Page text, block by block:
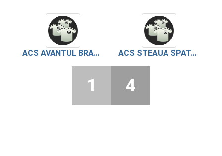
ACS AVANTUL BRAGADIRU ACS STEAUA SPATAREI
1 4